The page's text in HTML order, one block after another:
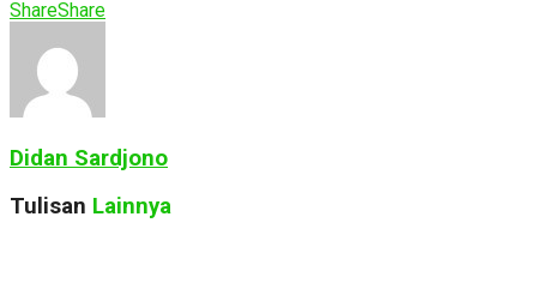
ShareShare
Didan Sardjono
Tulisan Lainnya